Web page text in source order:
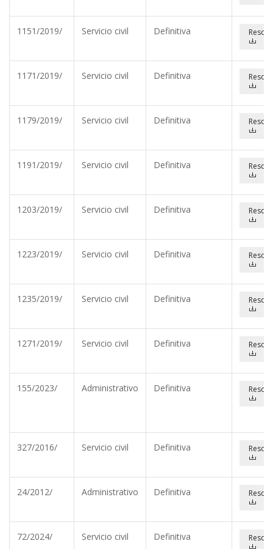
1151/2019/ Servicio civil Definitiva
1171/2019/ Servicio civil Definitiva
1179/2019/ Servicio civil Definitiva
1191/2019/ Servicio civil Definitiva
1203/2019/ Servicio civil Definitiva
1223/2019/ Servicio civil Definitiva
1235/2019/ Servicio civil Definitiva
1271/2019/ Servicio civil Definitiva
155/2023/ Administrativo Definitiva
327/2016/ Servicio civil Definitiva
24/2012/ Administrativo Definitiva
72/2024/ Servicio civil Definitiva